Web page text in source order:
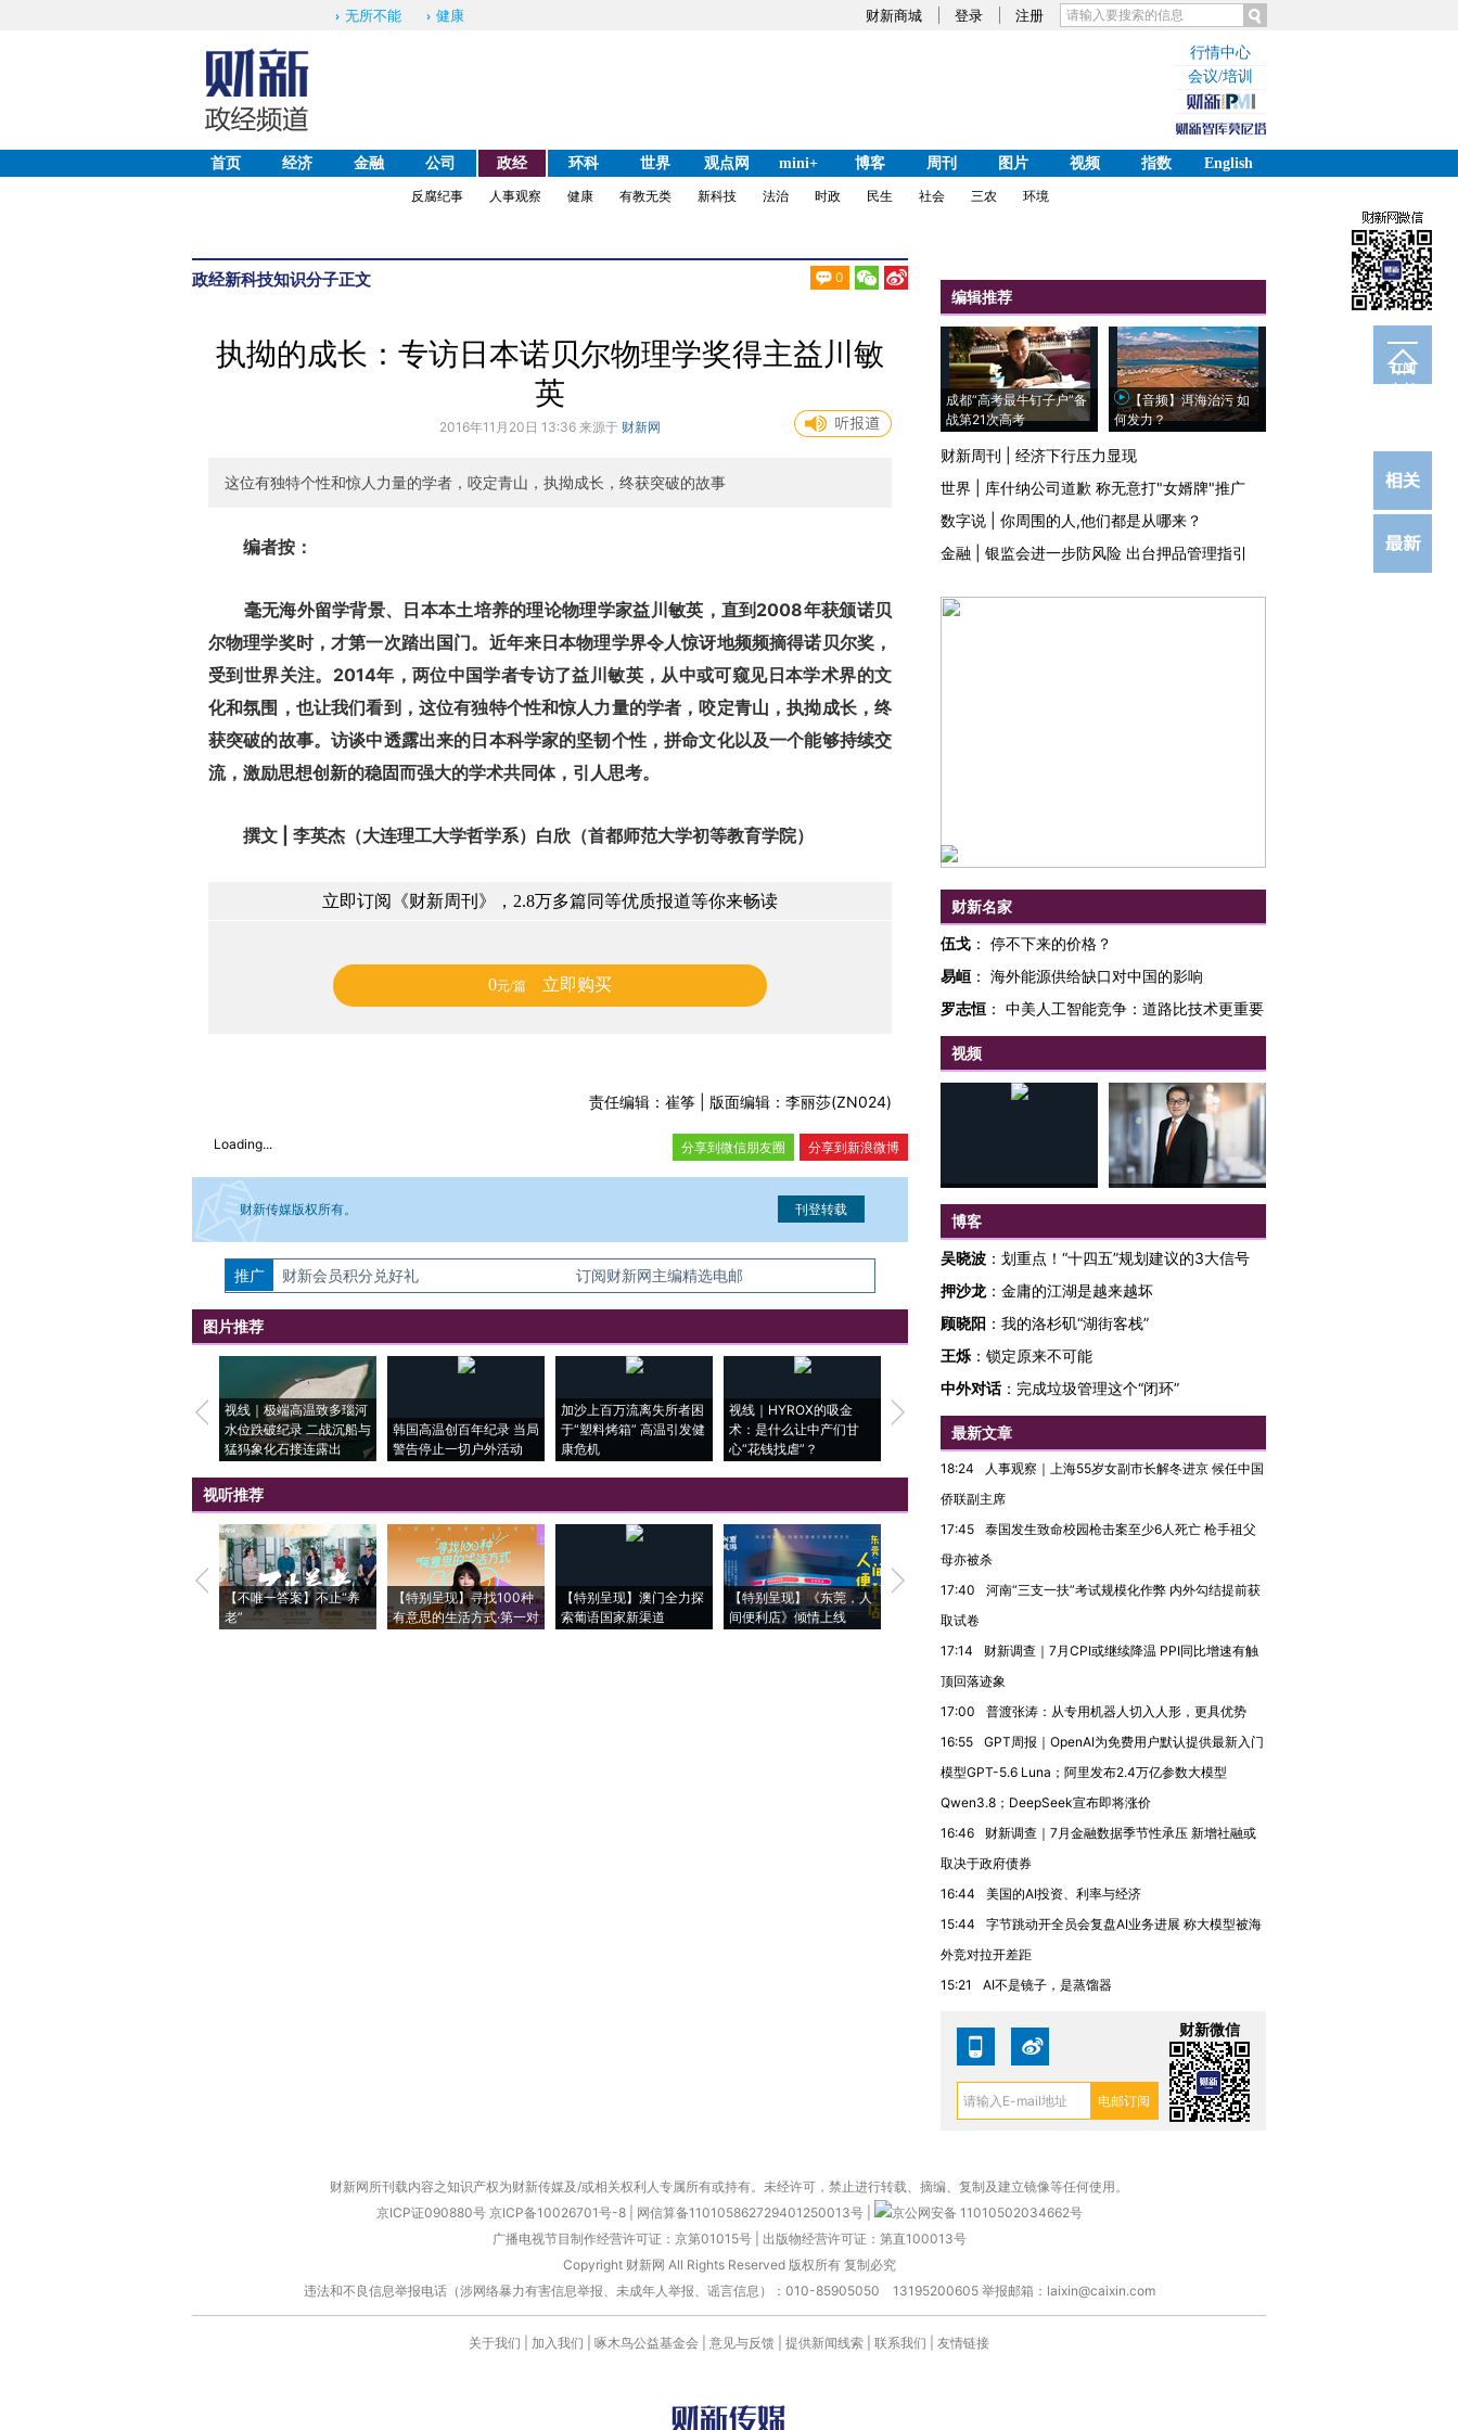
财新商城 登录 注册
无所不能 健康
行情中心
会议/培训
首页 经济 金融 公司 政经 环科 世界 观点网 mini+ 博客 周刊 图片 视频 指数
English
反腐纪事
人事观察 健康 有教无类 新科技 法治 时政 民生 社会 三农 环境
政经新科技知识分子正文 0
订阅
电邮
执拗的成长：专访日本诺贝尔物理学奖得主益川敏
英
2016年11月20日 13:36 来源于 财新网
这位有独特个性和惊人力量的学者，咬定青山，执拗成长，终获突破的故事
编者按：
毫无海外留学背景、日本本土培养的理论物理学家益川敏英，直到2008年获颁诺贝
尔物理学奖时，才第一次踏出国门。近年来日本物理学界令人惊讶地频频摘得诺贝尔奖，
受到世界关注。2014年，两位中国学者专访了益川敏英，从中或可窥见日本学术界的文
化和氛围，也让我们看到，这位有独特个性和惊人力量的学者，咬定青山，执拗成长，终
获突破的故事。访谈中透露出来的日本科学家的坚韧个性，拼命文化以及一个能够持续交
流，激励思想创新的稳固而强大的学术共同体，引人思考。
撰文 | 李英杰（大连理工大学哲学系）白欣（首都师范大学初等教育学院）
立即订阅《财新周刊》，2.8万多篇同等优质报道等你来畅读
0元/篇 立即购买
责任编辑：崔筝 | 版面编辑：李丽莎(ZN024)
Loading... 分享到新浪微博
分享到微信朋友圈
财新传媒版权所有。
如需刊登转载请点击右侧按钮，提交相关信息。经确认即可刊登转载。
推广 财新会员积分兑好礼 订阅财新网主编精选电邮
图片推荐
视线｜极端高温致多瑙河
水位跌破纪录 二战沉船与
猛犸象化石接连露出
韩国高温创百年纪录 当局
警告停止一切户外活动
加沙上百万流离失所者困
于“塑料烤箱” 高温引发健
康危机
视线｜HYROX的吸金
术：是什么让中产们甘
心“花钱找虐”？
马航飞行员跨国走私7万
粒摇头丸 尿检体内含3种
育部长拱下台
飞地休达
视听推荐
【不唯一答案】不止“养
老”
【特别呈现】寻找100种
有意思的生活方式·第一对
【特别呈现】澳门全力探
索葡语国家新渠道
【特别呈现】《东莞，人
间便利店》倾情上线
【推广】走进第四届链博
会，让数智科技“链”接产
【特别呈现】寻找100种
CFO：不靠规模取胜，华
编辑推荐
成都“高考最牛钉子户”备
战第21次高考
【音频】洱海治污 如
何发力？
财新周刊
经济下行压力显现
世界
库什纳公司道歉 称无意打"女婿牌"推广
数字说
你周围的人,他们都是从哪来？
金融
银监会进一步防风险 出台押品管理指引
财新名家
伍戈 ： 停不下来的价格？
易峘 ： 海外能源供给缺口对中国的影响
罗志恒 ： 中美人工智能竞争：道路比技术更重要
视频
博客
吴晓波 ： 划重点！“十四五”规划建议的3大信号
押沙龙 ： 金庸的江湖是越来越坏
顾晓阳 ： 我的洛杉矶“湖街客栈”
王烁 ： 锁定原来不可能
中外对话： 完成垃圾管理这个“闭环”
最新文章
18:24
人事观察｜上海55岁女副市长解冬进京 候任中国
侨联副主席
17:45
泰国发生致命校园枪击案至少6人死亡 枪手祖父
母亦被杀
17:40
河南“三支一扶”考试规模化作弊 内外勾结提前获
取试卷
17:14
财新调查｜7月CPI或继续降温 PPI同比增速有触
顶回落迹象
17:00
普渡张涛：从专用机器人切入人形，更具优势
16:55
GPT周报｜OpenAI为免费用户默认提供最新入门
模型GPT-5.6 Luna；阿里发布2.4万亿参数大模型
Qwen3.8；DeepSeek宣布即将涨价
16:46
财新调查｜7月金融数据季节性承压 新增社融或
取决于政府债券
16:44
美国的AI投资、利率与经济
15:44
字节跳动开全员会复盘AI业务进展 称大模型被海
外竞对拉开差距
15:21
AI不是镜子，是蒸馏器
财新微信
财新网所刊载内容之知识产权为财新传媒及/或相关权利人专属所有或持有。未经许可，禁止进行转载、摘编、复制及建立镜像等任何使用。
京ICP证090880号 京ICP备10026701号-8 网信算备110105862729401250013号
京公网安备 11010502034662号
广播电视节目制作经营许可证：京第01015号| 出版物经营许可证：第直100013号
Copyright 财新网 All Rights Reserved 版权所有 复制必究
违法和不良信息举报电话（涉网络暴力有害信息举报、未成年人举报、谣言信息）：010-85905050 13195200605 举报邮箱：laixin@caixin.com
关于我们 加入我们 啄木鸟公益基金会 意见与反馈 提供新闻线索 联系我们 友情链接